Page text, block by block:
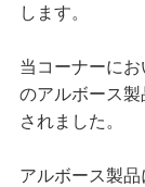
します。
当コーナーに
のアルボース
されました。
アルボース製品